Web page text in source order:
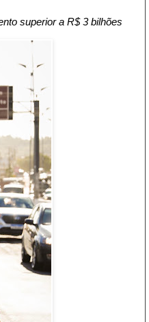
superior a R$ 3 bilhões